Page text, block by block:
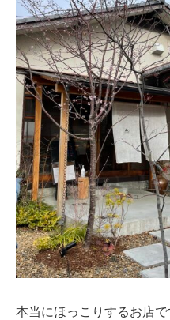
本当にほっこりするお店で